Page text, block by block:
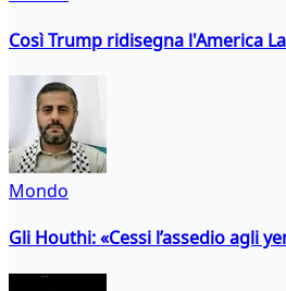
Così Trump ridisegna l'America
Mondo
Gli Houthi: «Cessi l’assedio agli